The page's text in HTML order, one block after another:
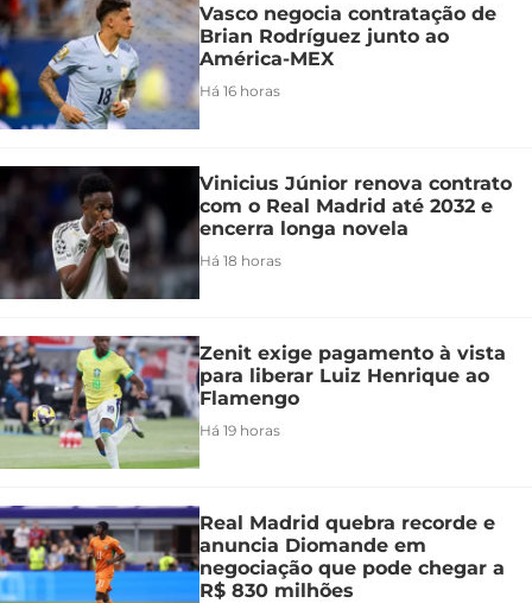
Vasco negocia contratação de
Brian Rodríguez junto ao
América-MEX
Há 16 horas
Vinicius Júnior renova contrato
com o Real Madrid até 2032 e
encerra longa novela
Há 18 horas
Zenit exige pagamento à vista
para liberar Luiz Henrique ao
Flamengo
Há 19 horas
Real Madrid quebra recorde e
anuncia Diomande em
negociação que pode chegar a
R$ 830 milhões